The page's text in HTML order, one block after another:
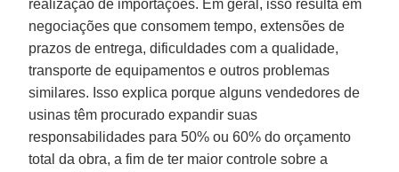
realização de importações. Em geral, isso resulta em
negociações que consomem tempo, extensões de
prazos de entrega, dificuldades com a qualidade,
transporte de equipamentos e outros problemas
similares. Isso explica porque alguns vendedores de
usinas têm procurado expandir suas
responsabilidades para 50% ou 60% do orçamento
total da obra, a fim de ter maior controle sobre a